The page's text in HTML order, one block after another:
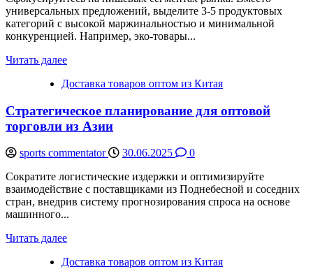
универсальных предложений, выделите 3-5 продуктовых
категорий с высокой маржинальностью и минимальной
конкуренцией. Например, эко-товары...
Читать далее
Доставка товаров оптом из Китая
Стратегическое планирование для оптовой
торговли из Азии
sports commentator 30.06.2025
0
Сократите логистические издержки и оптимизируйте
взаимодействие с поставщиками из Поднебесной и соседних
стран, внедрив систему прогнозирования спроса на основе
машинного...
Читать далее
Доставка товаров оптом из Китая